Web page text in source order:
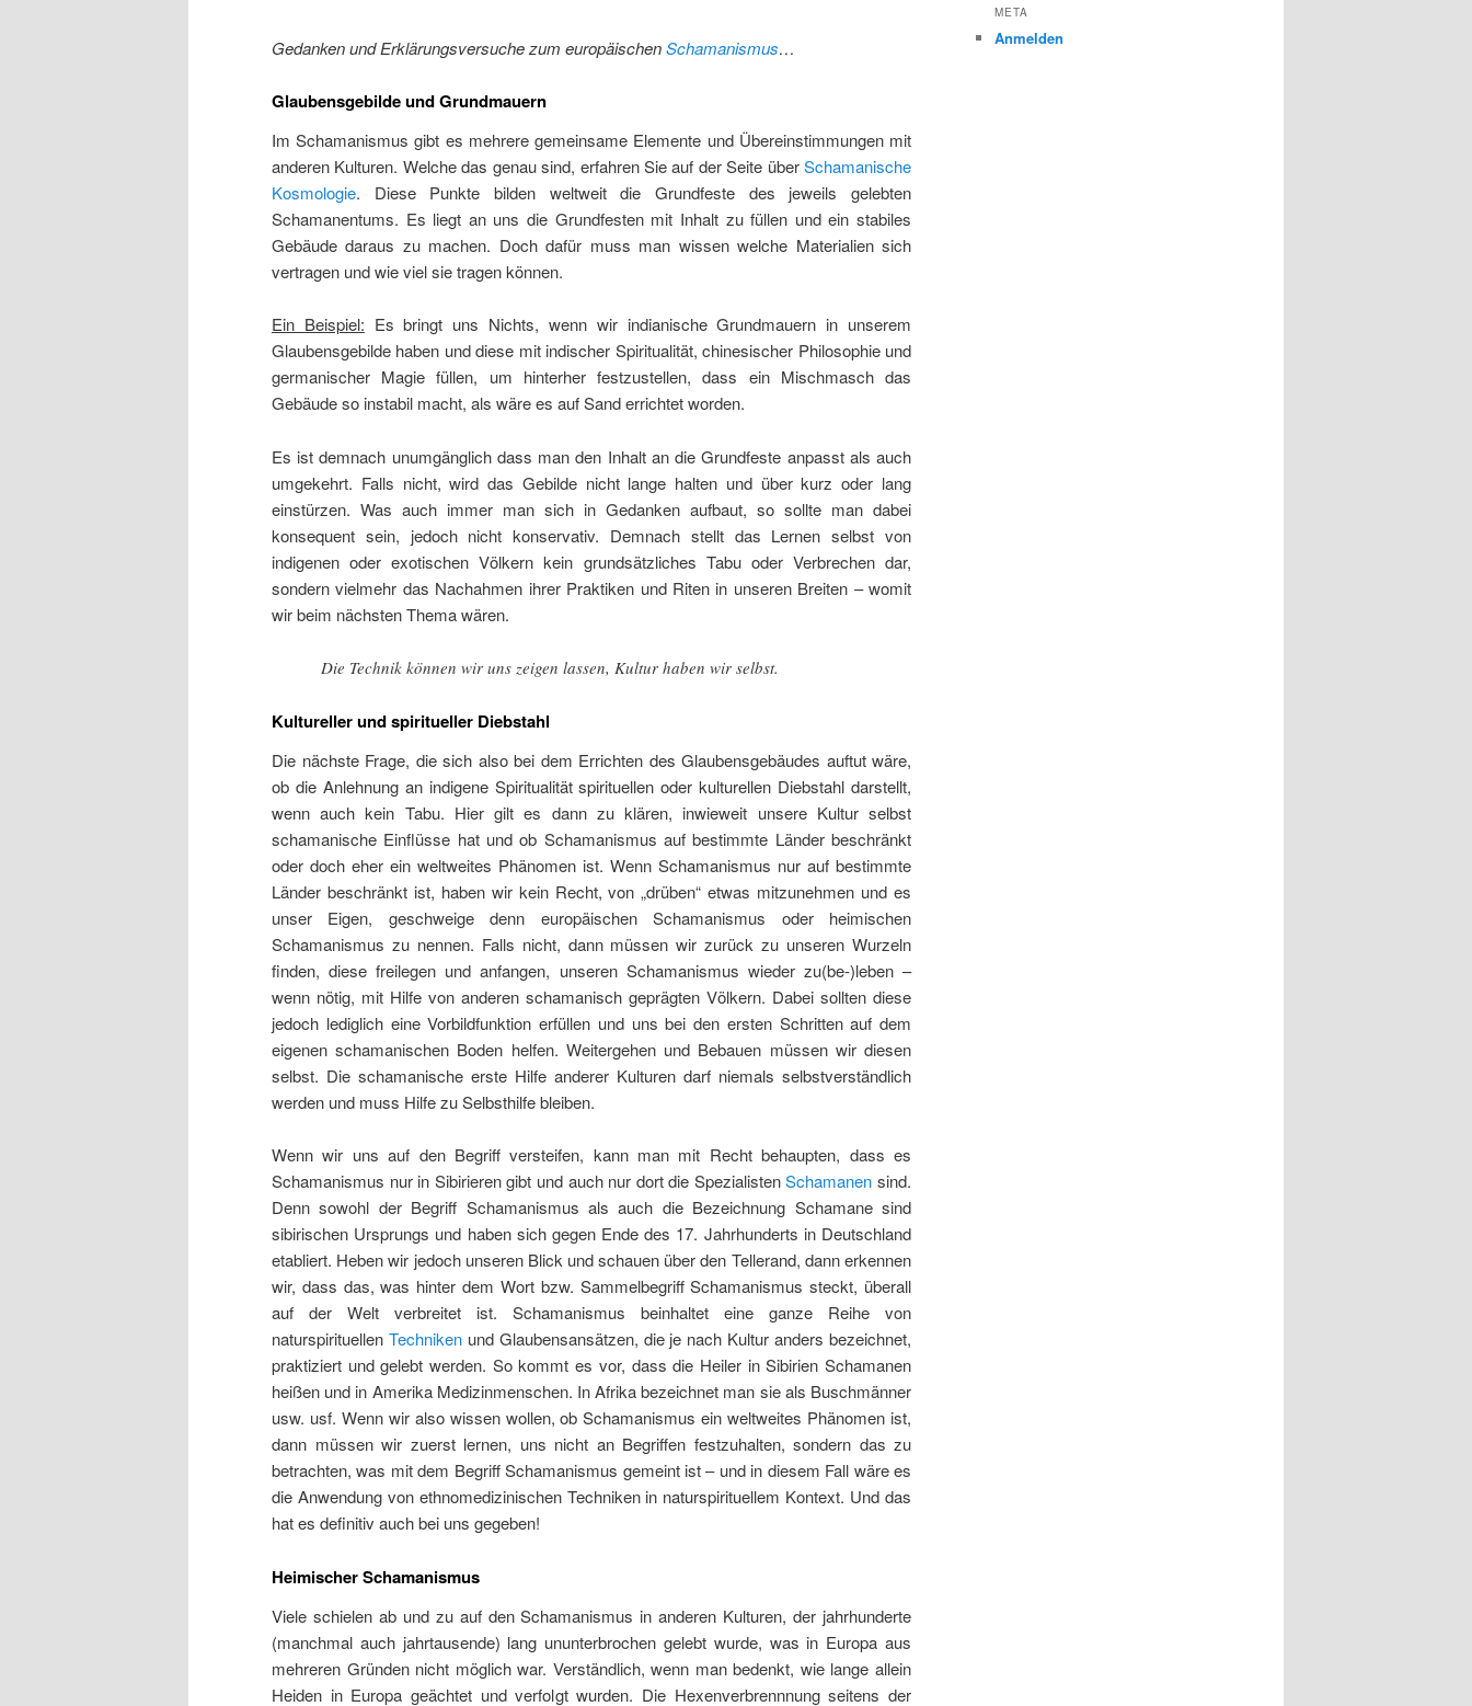
Gedanken und Erklärungsversuche zum europäischenSchamanismus…
Glaubensgebilde und Grundmauern
Im Schamanismus gibt es mehrere gemeinsame Elemente und Übereinstimmungen mit
anderen Kulturen. Welche das genau sind, erfahren Sie auf der Seite überSchamanische
Kosmologie. Diese Punkte bilden weltweit die Grundfeste des jeweils gelebten
Schamanentums. Es liegt an uns die Grundfesten mit Inhalt zu füllen und ein stabiles
Gebäude daraus zu machen. Doch dafür muss man wissen welche Materialien sich
vertragen und wie viel sie tragen können.
Ein Beispiel: Es bringt uns Nichts, wenn wir indianische Grundmauern in unserem
Glaubensgebilde haben und diese mit indischer Spiritualität, chinesischer Philosophie und
germanischer Magie füllen, um hinterher festzustellen, dass ein Mischmasch das
Gebäude so instabil macht, als wäre es auf Sand errichtet worden.
Es ist demnach unumgänglich dass man den Inhalt an die Grundfeste anpasst als auch
umgekehrt. Falls nicht, wird das Gebilde nicht lange halten und über kurz oder lang
einstürzen. Was auch immer man sich in Gedanken aufbaut, so sollte man dabei
konsequent sein, jedoch nicht konservativ. Demnach stellt das Lernen selbst von
indigenen oder exotischen Völkern kein grundsätzliches Tabu oder Verbrechen dar,
sondern vielmehr das Nachahmen ihrer Praktiken und Riten in unseren Breiten – womit
wir beim nächsten Thema wären.
Die Technik können wir uns zeigen lassen, Kultur haben wir selbst.
Kultureller und spiritueller Diebstahl
Die nächste Frage, die sich also bei dem Errichten des Glaubensgebäudes auftut wäre,
ob die Anlehnung an indigene Spiritualität spirituellen oder kulturellen Diebstahl darstellt,
wenn auch kein Tabu. Hier gilt es dann zu klären, inwieweit unsere Kultur selbst
schamanische Einflüsse hat und ob Schamanismus auf bestimmte Länder beschränkt
oder doch eher ein weltweites Phänomen ist. Wenn Schamanismus nur auf bestimmte
Länder beschränkt ist, haben wir kein Recht, von „drüben“ etwas mitzunehmen und es
unser Eigen, geschweige denn europäischen Schamanismus oder heimischen
Schamanismus zu nennen. Falls nicht, dann müssen wir zurück zu unseren Wurzeln
finden, diese freilegen und anfangen, unseren Schamanismus wieder zu(be-)leben –
wenn nötig, mit Hilfe von anderen schamanisch geprägten Völkern. Dabei sollten diese
jedoch lediglich eine Vorbildfunktion erfüllen und uns bei den ersten Schritten auf dem
eigenen schamanischen Boden helfen. Weitergehen und Bebauen müssen wir diesen
selbst. Die schamanische erste Hilfe anderer Kulturen darf niemals selbstverständlich
werden und muss Hilfe zu Selbsthilfe bleiben.
Wenn wir uns auf den Begriff versteifen, kann man mit Recht behaupten, dass es
Schamanismus nur in Sibirieren gibt und auch nur dort die SpezialistenSchamanen sind.
Denn sowohl der Begriff Schamanismus als auch die Bezeichnung Schamanesind
sibirischen Ursprungs und haben sich gegen Ende des 17. Jahrhunderts in Deutschland
etabliert. Heben wir jedoch unseren Blick und schauen über den Tellerand, dann erkennen
wir, dass das, was hinter dem Wort bzw. Sammelbegriff Schamanismus steckt, überall
auf der Welt verbreitet ist. Schamanismus beinhaltet eine ganze Reihe von
naturspirituellen Technikenund Glaubensansätzen, die je nach Kultur anders bezeichnet,
praktiziert und gelebt werden. So kommt es vor, dass die Heiler in Sibirien Schamanen
heißen und in Amerika Medizinmenschen. In Afrika bezeichnet man sie als Buschmänner
usw. usf. Wenn wir also wissen wollen, ob Schamanismus ein weltweites Phänomen ist,
dann müssen wir zuerst lernen, uns nicht an Begriffen festzuhalten, sondern das zu
betrachten, was mit dem Begriff Schamanismus gemeint ist – und in diesem Fall wäre es
die Anwendung von ethnomedizinischen Techniken in naturspirituellem Kontext. Und das
hat es definitiv auch bei uns gegeben!
Heimischer Schamanismus
Viele schielen ab und zu auf den Schamanismus in anderen Kulturen, der jahrhunderte
(manchmal auch jahrtausende) lang ununterbrochen gelebt wurde, was in Europa aus
mehreren Gründen nicht möglich war. Verständlich, wenn man bedenkt, wie lange allein
Heiden in Europa geächtet und verfolgt wurden. Die Hexenverbrennnung seitens der
META
Anmelden